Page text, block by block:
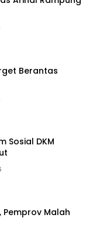
Berantas
Sosial DKM
Pemprov Malah